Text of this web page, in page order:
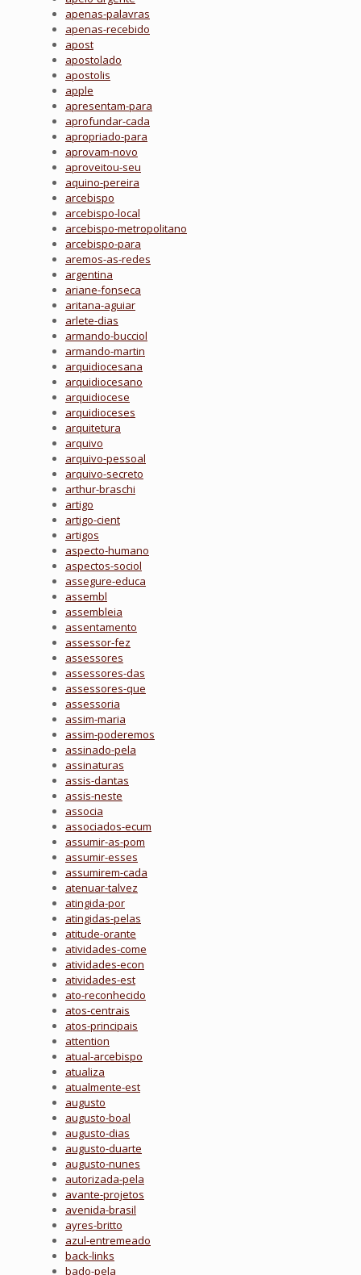
apenas-palavras
apenas-recebido
apost
apostolado
apostolis
apple
apresentam-para
aprofundar-cada
apropriado-para
aprovam-novo
aproveitou-seu
aquino-pereira
arcebispo
arcebispo-local
arcebispo-metropolitano
arcebispo-para
aremos-as-redes
argentina
ariane-fonseca
aritana-aguiar
arlete-dias
armando-bucciol
armando-martin
arquidiocesana
arquidiocesano
arquidiocese
arquidioceses
arquitetura
arquivo
arquivo-pessoal
arquivo-secreto
arthur-braschi
artigo
artigo-cient
artigos
aspecto-humano
aspectos-sociol
assegure-educa
assembl
assembleia
assentamento
assessor-fez
assessores
assessores-das
assessores-que
assessoria
assim-maria
assim-poderemos
assinado-pela
assinaturas
assis-dantas
assis-neste
associa
associados-ecum
assumir-as-pom
assumir-esses
assumirem-cada
atenuar-talvez
atingida-por
atingidas-pelas
atitude-orante
atividades-come
atividades-econ
atividades-est
ato-reconhecido
atos-centrais
atos-principais
attention
atual-arcebispo
atualiza
atualmente-est
augusto
augusto-boal
augusto-dias
augusto-duarte
augusto-nunes
autorizada-pela
avante-projetos
avenida-brasil
ayres-britto
azul-entremeado
back-links
bado-pela